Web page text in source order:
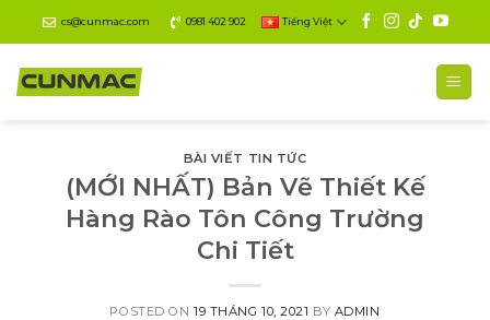
to
content
cs@cunmac.com 0981 402 902 Tiếng Việt
BÀI VIẾT TIN TỨC
(MỚI NHẤT) Bản Vẽ Thiết Kế
Hàng Rào Tôn Công Trường
Chi Tiết
POSTED ON 19 THÁNG 10, 2021 BY ADMIN